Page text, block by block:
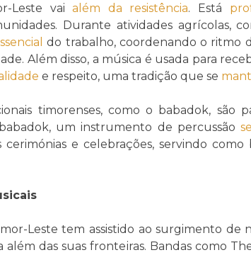
Leste vaialém da resistência. Está
Durante atividades agrícolas,
do trabalho, coordenando o ritmo
Além disso, a música é usada para
e respeito, uma tradição que se
timorenses, como o babadok, são
um instrumento de percussão
cerimónias e celebrações, servindo como
Leste tem assistido ao surgimento de
além das suas fronteiras. Bandas como